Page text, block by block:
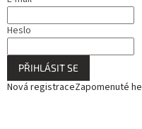
Heslo
PŘIHLÁSIT SE
Nová registraceZapomenuté